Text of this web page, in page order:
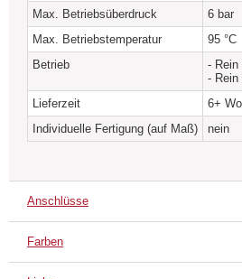
Aufarbeitung sind selbstverständlich.
Max. Betriebsüberdruck
6 bar
Max. Betriebstemperatur
95 °C
Betrieb
- Rein
- Rein
Lieferzeit
6+
Individuelle Fertigung (auf Maß)
nein
Anschlüsse
Serienanschluss
Farben